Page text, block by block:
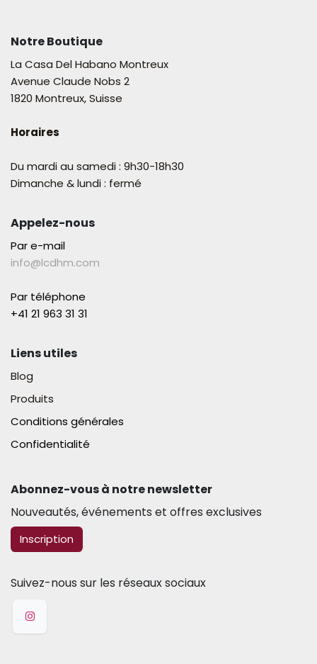
Notre Boutique
La Casa Del Habano Montreux
Avenue Claude Nobs 2
1820 Montreux, Suisse
Horaires
Du mardi au samedi : 9h30-18h30
Dimanche & lundi : fermé
Appelez-nous
Par e-mail
info@lcdhm.com
Par téléphone
+41 21 963 31 31​
Liens utiles
Blog
Produits
Conditions générales
Confidentialité
Abonnez-vous à notre newsletter​
Nouveautés, événements et offres exclusives
​​​​Inscription
Suivez-nous sur les réseaux sociaux